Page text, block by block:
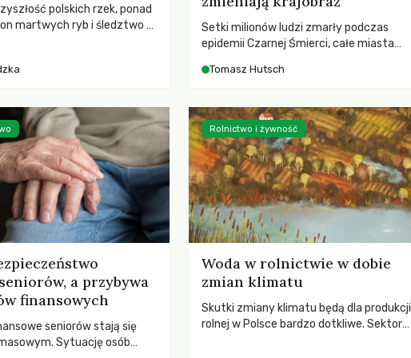
polskich rzek, ponad
martwych ryb i śledztwo z
by prace modernizacyjne
śmierci rzeki.
Setki milionów ludzi zmarły podczas
epidemii Czarnej Śmierci, całe miasta
pierwsze liście nowych dębów rozwijały
podnosiła się po jednej z największych
katastrof w swoich dziejach.
Tomasz Hutsch
a przybywa
finansowych
seniorów stają się
Sytuację osób
Woda w rolnictwie w dobie
zmian klimatu
Skutki zmiany klimatu będą dla produkcji
rolnej w Polsce bardzo dotkliwe. Sektor
Rolnictwo i żywność